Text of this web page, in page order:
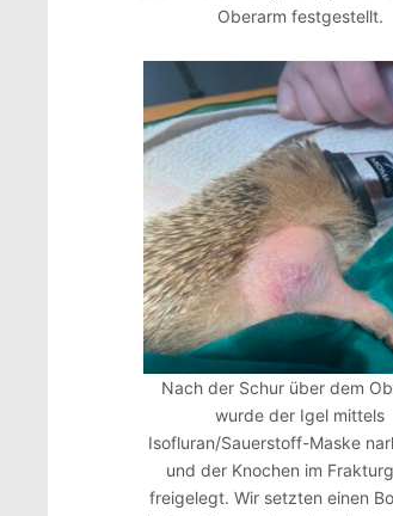
Oberarm festgestellt.
Nach der Schur über dem
wurde der Igel mittels
Isofluran/Sauerstoff-Maske
und der Knochen im
freigelegt. Wir setzten einen